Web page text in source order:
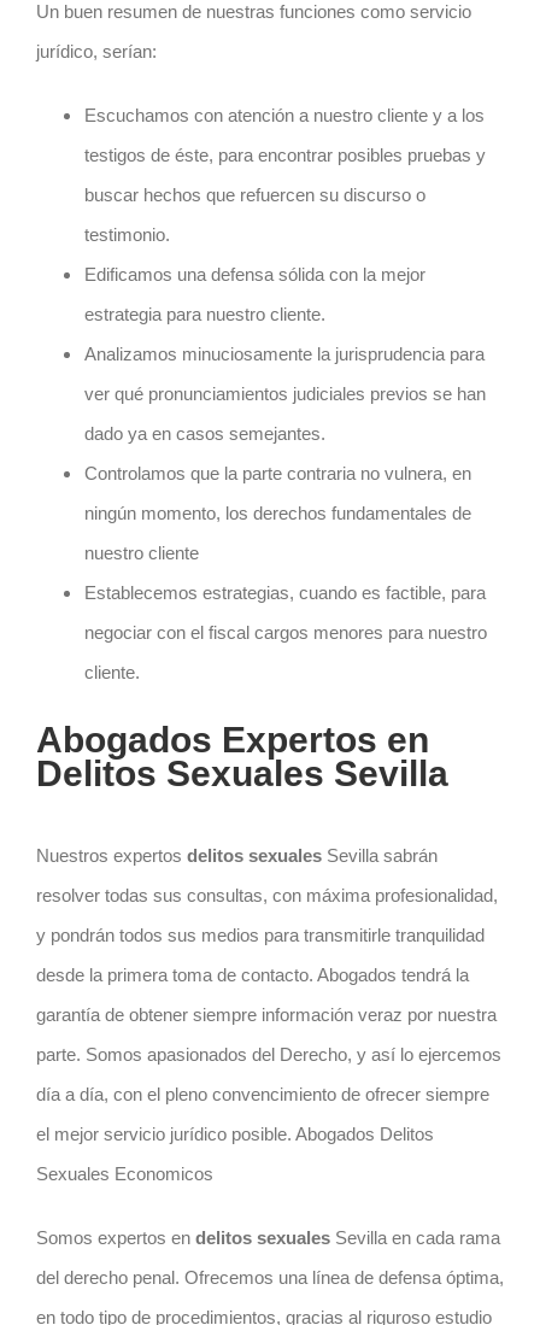
Un buen resumen de nuestras funciones como servicio
jurídico, serían:
Escuchamos con atención a nuestro cliente y a los
testigos de éste, para encontrar posibles pruebas y
buscar hechos que refuercen su discurso o
testimonio.
Edificamos una defensa sólida con la mejor
estrategia para nuestro cliente.
Analizamos minuciosamente la jurisprudencia para
ver qué pronunciamientos judiciales previos se han
dado ya en casos semejantes.
Controlamos que la parte contraria no vulnera, en
ningún momento, los derechos fundamentales de
nuestro cliente
Establecemos estrategias, cuando es factible, para
negociar con el fiscal cargos menores para nuestro
cliente.
Abogados Expertos en
Delitos Sexuales Sevilla
Nuestros expertos delitos sexualesSevilla sabrán
resolver todas sus consultas, con máxima profesionalidad,
y pondrán todos sus medios para transmitirle tranquilidad
desde la primera toma de contacto. Abogados tendrá la
garantía de obtener siempre información veraz por nuestra
parte. Somos apasionados del Derecho, y así lo ejercemos
día a día, con el pleno convencimiento de ofrecer siempre
el mejor servicio jurídico posible. Abogados Delitos
Sexuales Economicos
Somos expertos en delitos sexualesSevilla en cada rama
del derecho penal. Ofrecemos una línea de defensa óptima,
en todo tipo de procedimientos, gracias al riguroso estudio